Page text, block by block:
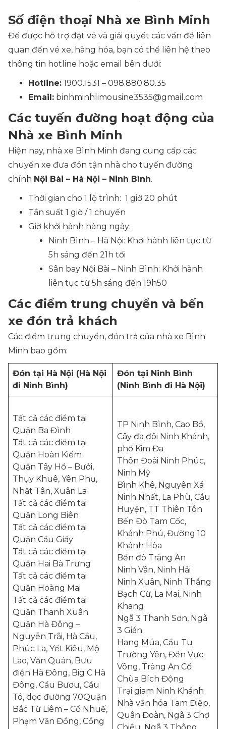
Số điện thoại Nhà xe Bình Minh
Để được hỗ trợ đặt vé và giải quyết các vấn đề liên
quan đến vé xe, hàng hóa, bạn có thể liên hệ theo
thông tin hotline hoặc email bên dưới:
Hotline: 1900.1531 – 098.880.80.35
Email: binhminhlimousine3535@gmail.com
Các tuyến đường hoạt động của
Nhà xe Bình Minh
Hiện nay, nhà xe Bình Minh đang cung cấp các
chuyến xe đưa đón tận nhà cho tuyến đường
chính Nội Bài – Hà Nội – Ninh Bình.
Thời gian cho 1 lộ trình: 1 giờ 20 phút
Tần suất 1 giờ / 1 chuyến
Giờ khởi hành hàng ngày:
Ninh Bình – Hà Nội: Khởi hành liên tục từ
5h sáng đến 21h tối
Sân bay Nội Bài – Ninh Bình: Khởi hành
liên tục từ 5h sáng đến 19h50
Các điểm trung chuyển và bến
xe đón trả khách
Các điểm trung chuyển, đón trả của nhà xe Bình
Minh bao gồm:
Đón tại Hà Nội (Hà Nội
đi Ninh Bình)
Đón tại Ninh Bình
(Ninh Bình đi Hà Nội)
Tất cả các điểm tại
Quận Ba Đình
Tất cả các điểm tại
Quận Hoàn Kiếm
Quận Tây Hồ – Bưởi,
Thụy Khuê, Yên Phụ,
Nhật Tân, Xuân La
Tất cả các điểm tại
Quận Long Biên
Tất cả các điểm tại
Quận Cầu Giấy
Tất cả các điểm tại
Quận Hai Bà Trưng
Tất cả các điểm tại
Quận Hoàng Mai
Tất cả các điểm tại
Quận Thanh Xuân
Quận Hà Đông –
Nguyễn Trãi, Hà Cầu,
Phúc La, Yết Kiêu, Mộ
Lao, Văn Quán, Bưu
điện Hà Đông, Big C Hà
Đông, Cầu Bươu, Cầu
Tó, dọc đường 70Quận
Bắc Từ Liêm – Cổ Nhuế,
Phạm Văn Đồng, Cổng
TP Ninh Bình, Cao Bồ,
Cây đa đôi Ninh Khánh,
phố Kim Đa
Thôn Đoài Ninh Phúc,
Ninh Mỹ
Bình Khê, Nguyên Xá
Ninh Nhất, La Phù, Cầu
Huyện, TT Thiên Tôn
Bến Đò Tam Cốc,
Khánh Phú, Đường 10
Khánh Hòa
Bến đò Tràng An
Ninh Vân, Ninh Hải
Ninh Xuân, Ninh Thắng
Bạch Cừ, La Mai, Ninh
Khang
Ngã 3 Thanh Sơn, Ngã
3 Gián
Hang Múa, Cầu Tu
Trường Yên, Đền Vực
Vông, Tràng An Cổ
Chùa Bích Động
Trại giam Ninh Khánh
Nhà văn hóa Tam Điệp,
Quân Đoàn, Ngã 3 Chợ